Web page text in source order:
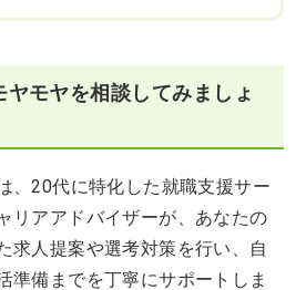
ヤモヤを相談してみましょ
、20代に特化した就職支援サー
リアアドバイザーが、あなたの
求人提案や選考対策を行い、自
準備までを丁寧にサポートしま